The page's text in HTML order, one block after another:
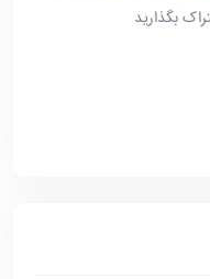
بگذارید